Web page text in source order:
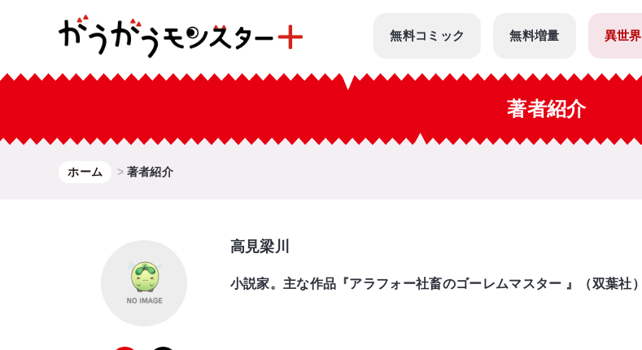
無料コミック 無料増量 異世界
著者紹介
ホーム 著者紹介
高見梁川
小説家。主な作品『アラフォー社畜のゴーレムマスター 』（双葉社）